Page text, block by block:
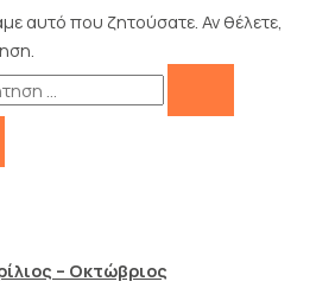
αυτό που ζητούσατε. Αν θέλετε,
– Οκτώβριος